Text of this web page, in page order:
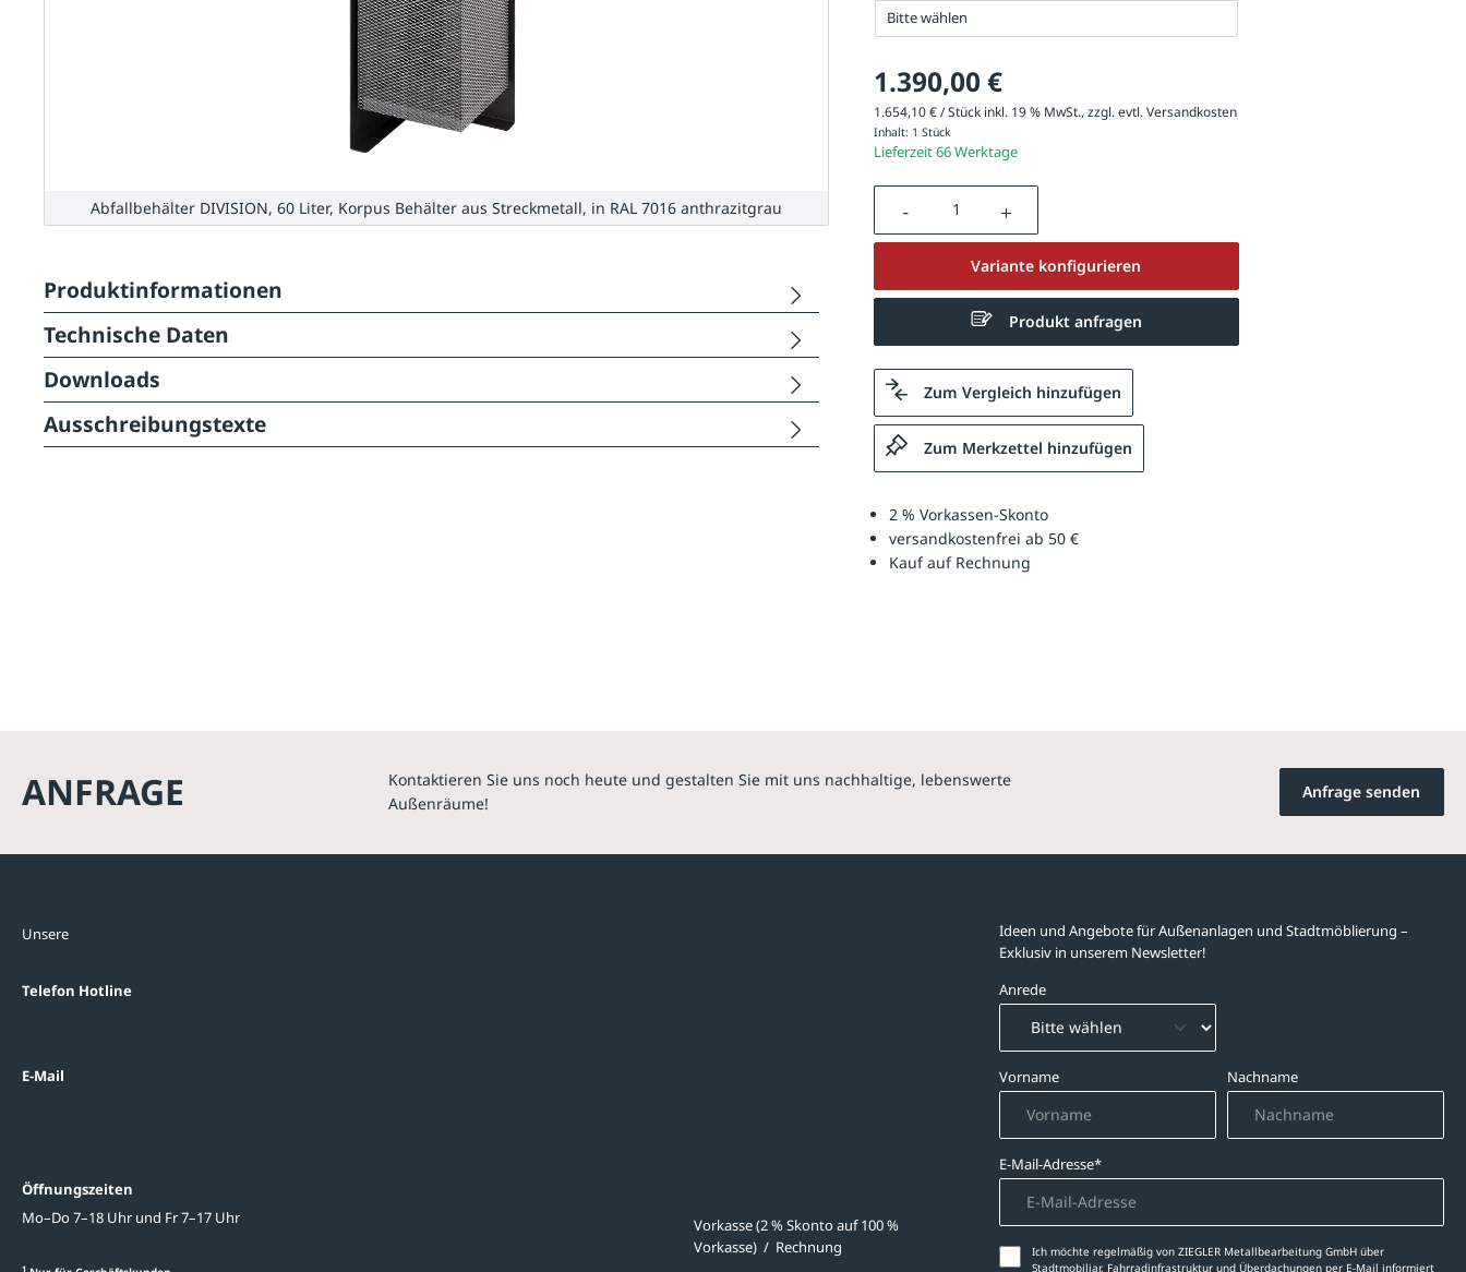
Bitte wählen
1.390,00 €
1.654,10 € / Stück inkl. 19 % MwSt., zzgl. evtl.Versandkosten
Inhalt: 1 Stück
Lieferzeit 66 Werktage
Produkt Anzahl: Gib den gewünschten Wert ein oder
Variante konfigurieren
Produkt anfragen
Zum Vergleich hinzufügen
Zum Merkzettel hinzufügen
2 % Vorkassen-Skonto
versandkostenfrei ab 50 €
Kauf auf Rechnung
Abfallbehälter DIVISION, 60 Liter, Korpus Behälter aus Streckmetall, in RAL 7016 anthrazitgrau
Produktinformationen
Technische Daten
Downloads
Ausschreibungstexte
ANFRAGE
Kontaktieren Sie uns noch heute und gestalten Sie mit uns nachhaltige, lebenswerte
Außenräume!
Anfrage senden
Unsere
Telefon Hotline
E-Mail
Öffnungszeiten
Mo–Do 7–18 Uhr und Fr 7–17 Uhr
1
Vorkasse (2 % Skonto auf 100 %
Vorkasse) / Rechnung
Ideen und Angebote für Außenanlagen und Stadtmöblierung –
Exklusiv in unserem Newsletter!
Anrede
Vorname Nachname
E-Mail-Adresse*
Ich möchte regelmäßig von ZIEGLER Metallbearbeitung GmbH über
Stadtmobiliar, Fahrradinfrastruktur und Überdachungen per E-Mail informiert